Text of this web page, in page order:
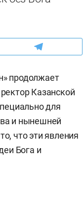
продолжает
Казанской
для
и нынешней
что эти явления
Бога и